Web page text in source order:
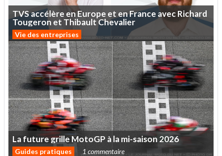
TVSaccélère enEurope et enFrance avecRichard
Tougeron et Thibault Chevalier
Vie des entreprises
Lafuturegrille MotoGP àlami-saison 2026
Guides pratiques 1 commentaire